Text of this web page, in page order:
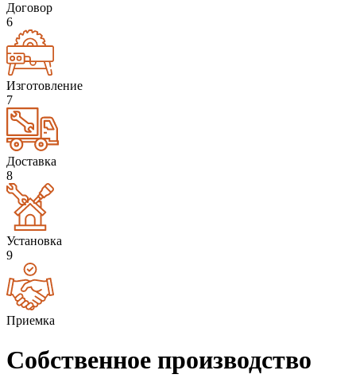
Договор
6
Изготовление
7
Доставка
8
Установка
9
Приемка
Собственное производство